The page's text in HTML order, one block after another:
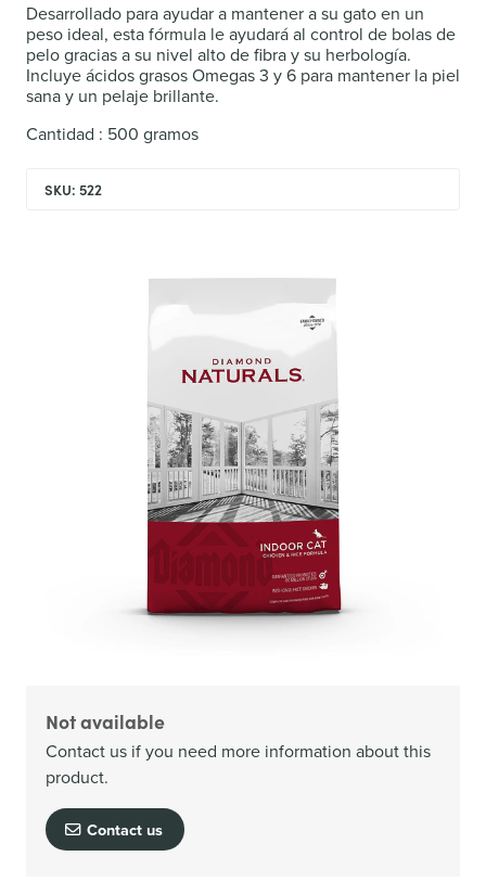
Desarrollado para ayudar a mantener a su gato en un
peso ideal, esta fórmula le ayudará al control de bolas de
pelo gracias a su nivel alto de fibra y su herbología.
Incluye ácidos grasos Omegas 3 y 6 para mantener la piel
sana y un pelaje brillante.
Cantidad : 500 gramos
SKU: 522
Not available
Contact us if you need more information about this
product.
Contact us